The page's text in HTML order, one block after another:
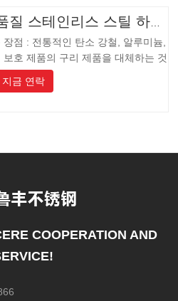
장점 : 전통적인 탄소 강철, 알루미늄,
보호 제품의 구리 제품을 대체하는 것
, 제품은 긴 수명을 가지고 긴 수명,
운 외관, 산 및 알칼리 저항, 내식성.
지금 연락
COOPERATION AND